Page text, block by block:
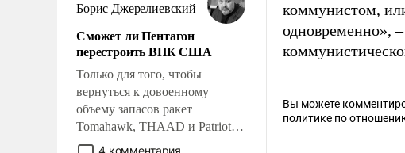
Борис Джерелиевский
Сможет ли Пентагон
перестроить ВПК США
Только для того, чтобы
вернуться к довоенному
объему запасов ракет
Tomahawk, THAAD и Patriot
США потребуется более трех
4 комментария
коммунистом,
одновременно»,
Вы можете
политике по